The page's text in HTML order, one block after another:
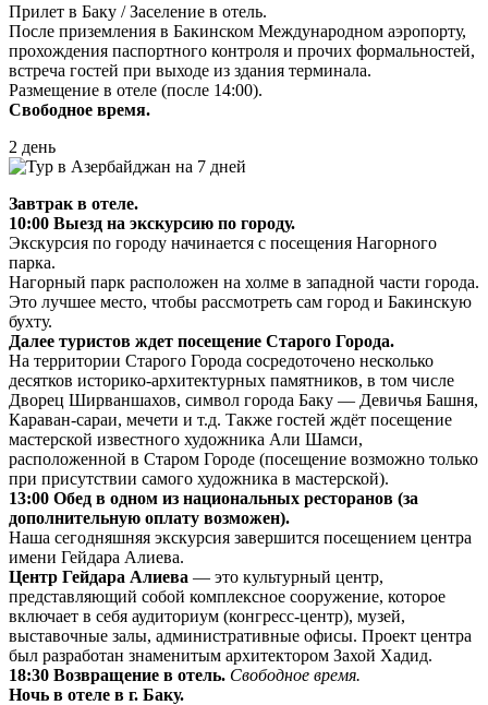
Прилет в Баку / Заселение в отель.
После приземления в Бакинском Международном аэропорту,
прохождения паспортного контроля и прочих формальностей,
встреча гостей при выходе из здания терминала.
Размещение в отеле (после 14:00).
Свободное время.
2 день
Завтрак в отеле.
10:00 Выезд на экскурсию по городу.
Экскурсия по городу начинается с посещения Нагорного
парка.
Нагорный парк расположен на холме в западной части города.
Это лучшее место, чтобы рассмотреть сам город и Бакинскую
бухту.
Далее туристов ждет посещение Старого Города.
На территории Старого Города сосредоточено несколько
десятков историко-архитектурных памятников, в том числе
Дворец Ширваншахов, символ города Баку — Девичья Башня,
Караван-сараи, мечети и т.д. Также гостей ждёт посещение
мастерской известного художника Али Шамси,
расположенной в Старом Городе (посещение возможно только
при присутствии самого художника в мастерской).
13:00 Обед в одном из национальных ресторанов (за
дополнительную оплату возможен).
Наша сегодняшняя экскурсия завершится посещением центра
имени Гейдара Алиева.
Центр Гейдара Алиева — это культурный центр,
представляющий собой комплексное сооружение, которое
включает в себя аудиториум (конгресс-центр), музей,
выставочные залы, административные офисы. Проект центра
был разработан знаменитым архитектором Захой Хадид.
18:30 Возвращение в отель. Свободное время.
Ночь в отеле в г. Баку.